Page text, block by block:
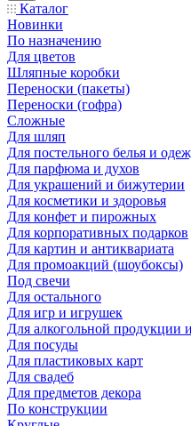
Каталог
Новинки
По назначению
Для цветов
Шляпные коробки
Переноски (пакеты)
Переноски (гофра)
Сложные
Для шляп
Для постельного белья и
Для парфюма и духов
Для украшений и бижутерии
Для косметики и здоровья
Для конфет и пирожных
Для корпоративных подарков
Для картин и антиквариата
Для промоакций (шоубоксы)
Под свечи
Для остального
Для игр и игрушек
Для алкогольной продукции
Для посуды
Для пластиковых карт
Для свадеб
Для предметов декора
По конструкции